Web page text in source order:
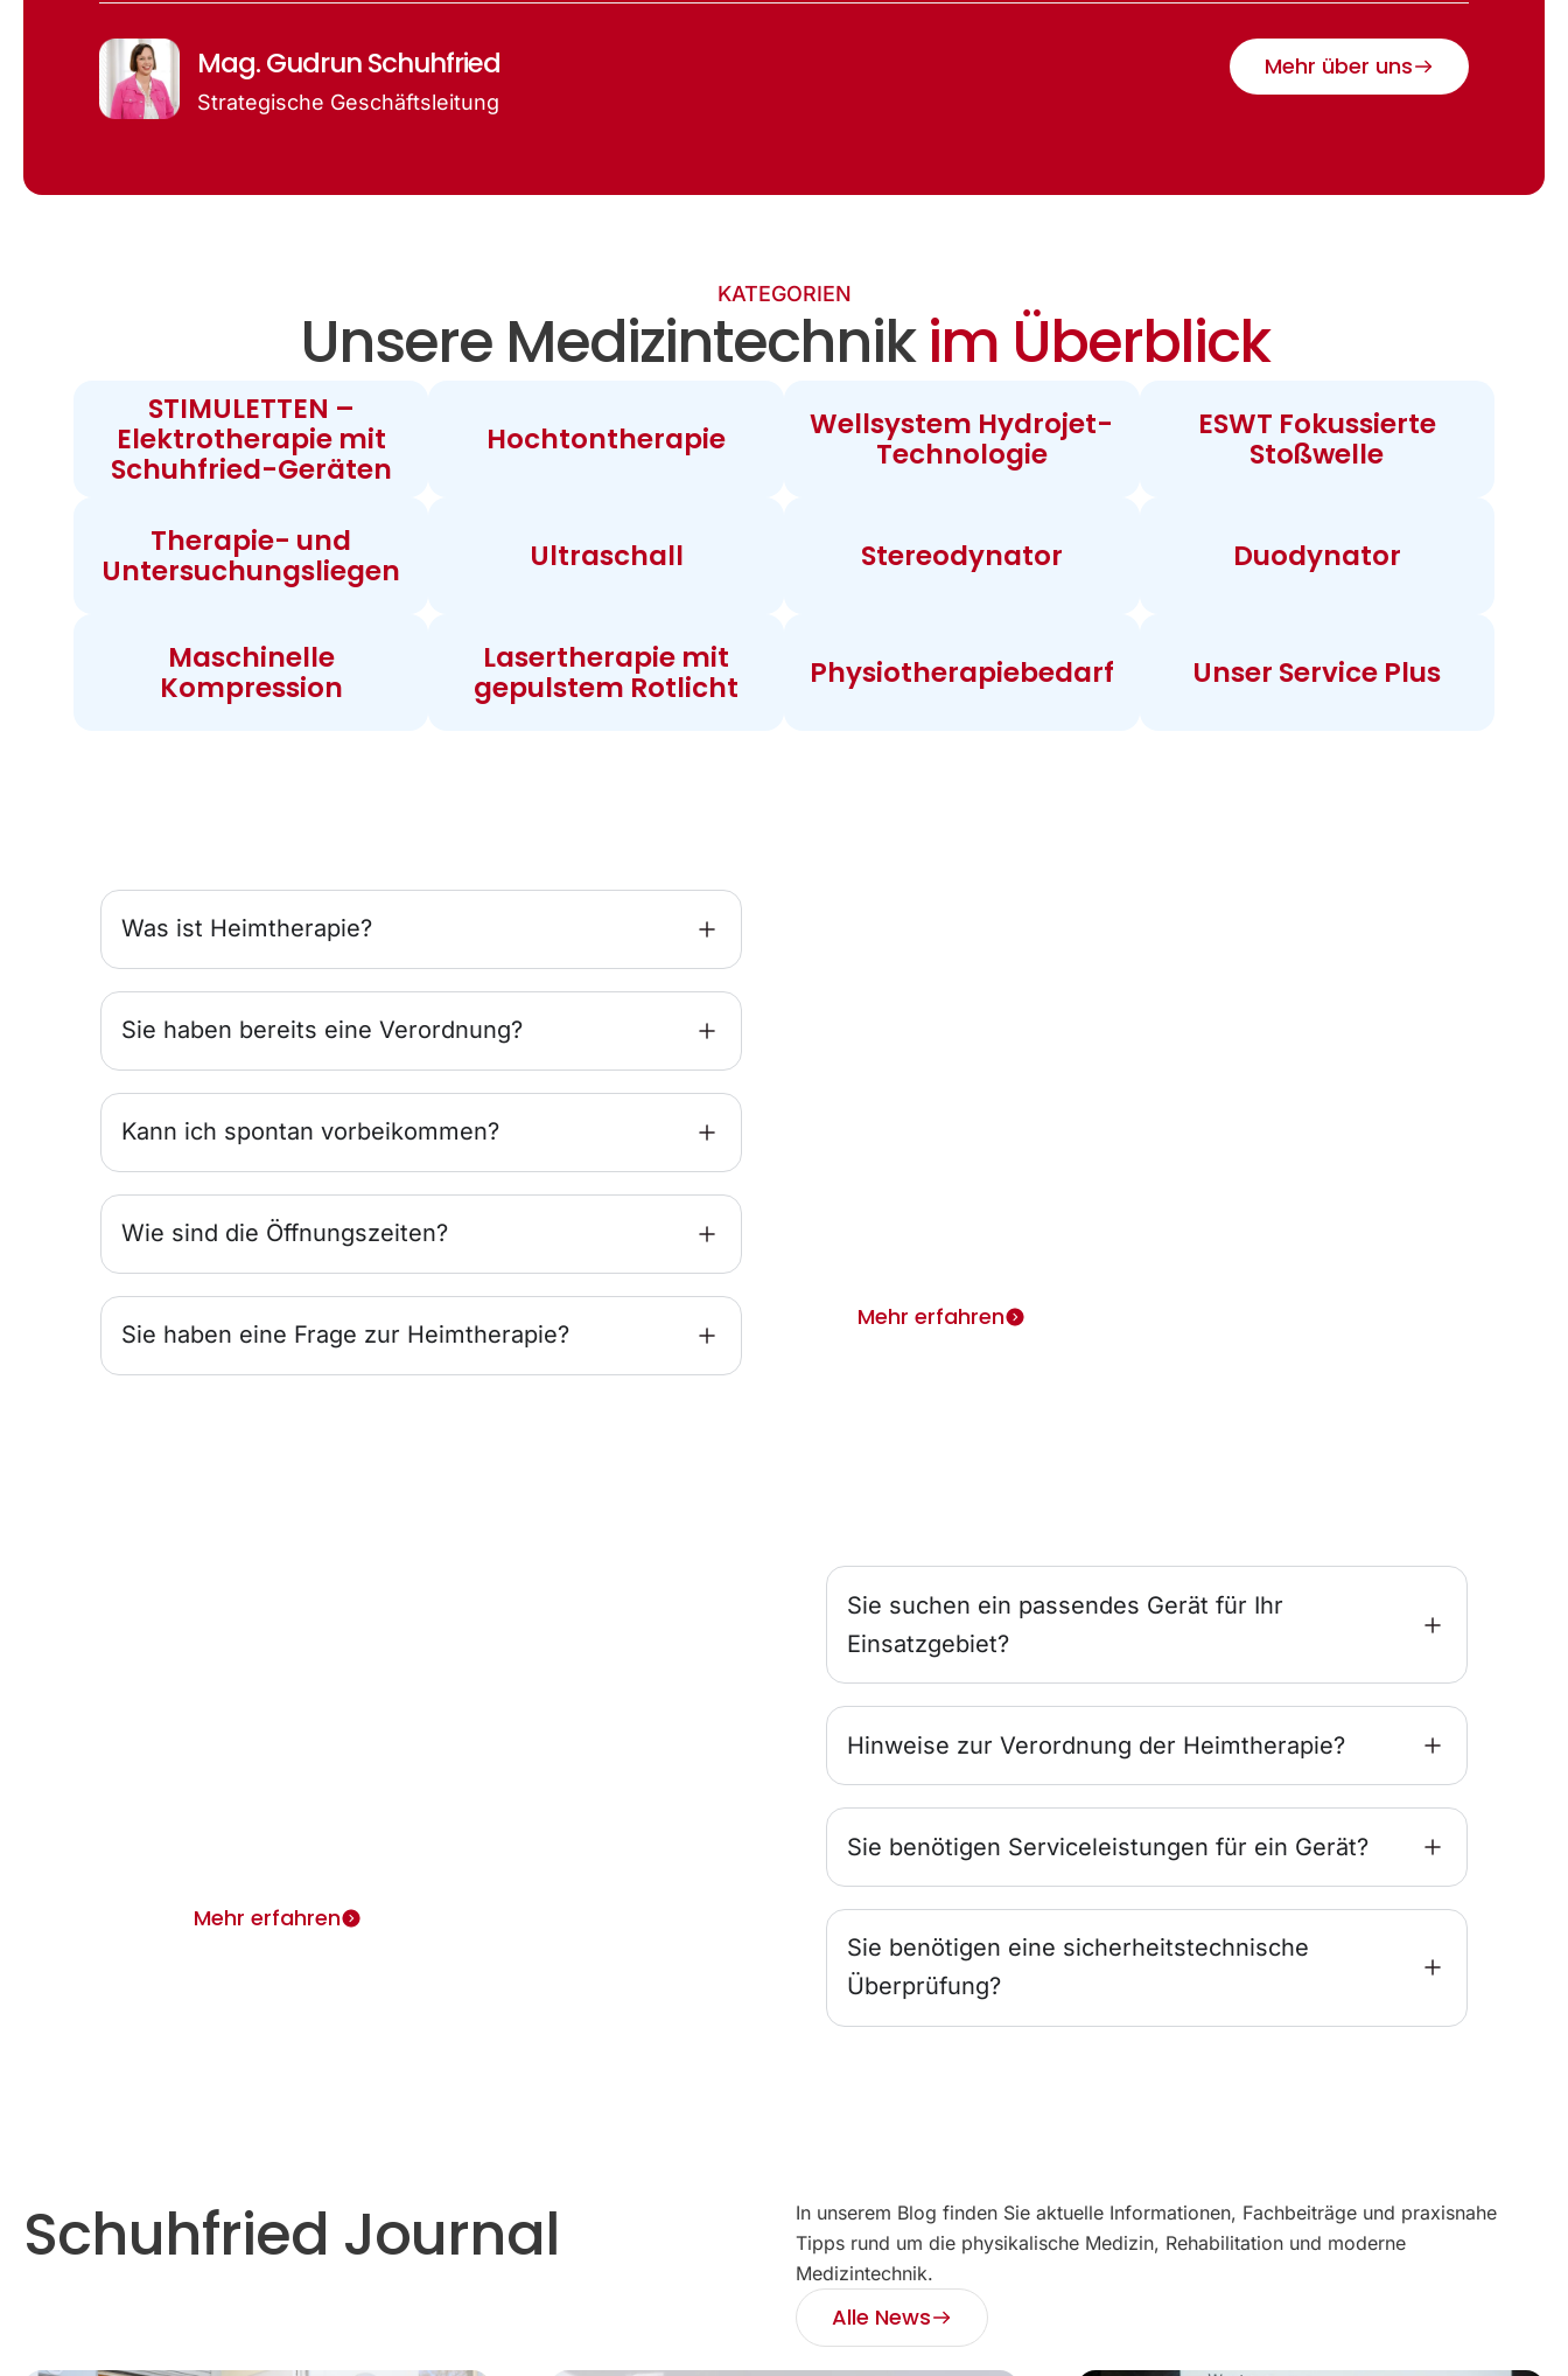
Mag. Gudrun Schuhfried
Strategische Geschäftsleitung
Mehr über uns
KATEGORIEN
Unsere Medizintechnikim Überblick
STIMULETTEN –
Elektrotherapie mit
Schuhfried-Geräten
Hochtontherapie
Wellsystem Hydrojet-
Technologie
ESWT Fokussierte
Stoßwelle
Therapie- und
Untersuchungsliegen
Ultraschall Stereodynator Duodynator
Maschinelle
Kompression
Lasertherapie mit
gepulstem Rotlicht
Physiotherapiebedarf Unser Service Plus
Was ist Heimtherapie?
Sie haben bereits eine Verordnung?
Kann ich spontan vorbeikommen?
Wie sind die Öffnungszeiten?
Sie haben eine Frage zur Heimtherapie?
Mehr erfahren
Sie suchen ein passendes Gerät für Ihr
Einsatzgebiet?
Hinweise zur Verordnung der Heimtherapie?
Sie benötigen Serviceleistungen für ein Gerät?
Sie benötigen eine sicherheitstechnische
Überprüfung?
Mehr erfahren
Schuhfried Journal
In unserem Blog finden Sie aktuelle Informationen, Fachbeiträge und praxisnahe
Tipps rund um die physikalische Medizin, Rehabilitation und moderne
Medizintechnik.
Alle News